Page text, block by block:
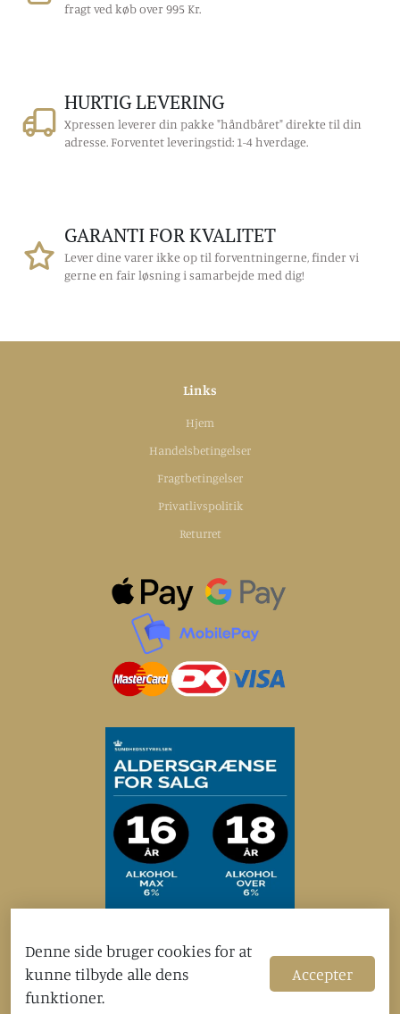
fragt ved køb over 995 Kr.
HURTIG LEVERING
Xpressen leverer din pakke "håndbåret" direkte til din
adresse. Forventet leveringstid: 1-4 hverdage.
GARANTI FOR KVALITET
Lever dine varer ikke op til forventningerne, finder vi
gerne en fair løsning i samarbejde med dig!
Links
Hjem
Handelsbetingelser
Fragtbetingelser
Privatlivspolitik
Returret
Modtag eksklusive tilbud og rabatter
Tilmeld
Denne side bruger cookies for at
kunne tilbyde alle dens
funktioner.
Accepter